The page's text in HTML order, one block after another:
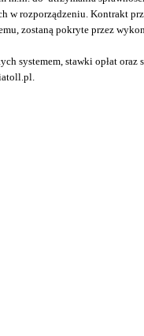
w rozporządzeniu. Kontrakt
zostaną pokryte przez
systemem, stawki opłat oraz